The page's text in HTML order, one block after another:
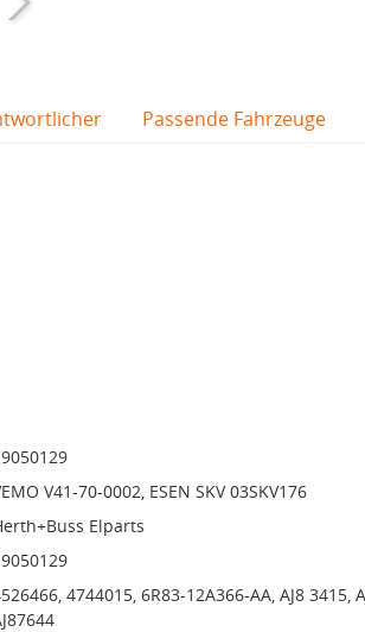
Passende Fahrzeuge
V41-70-0002, ESEN SKV 03SKV176
Elparts
4744015, 6R83-12A366-AA, AJ8 3415,